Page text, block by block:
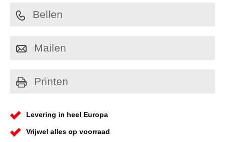
Bellen
Mailen
Printen
Levering in heel Europa
Vrijwel alles op voorraad